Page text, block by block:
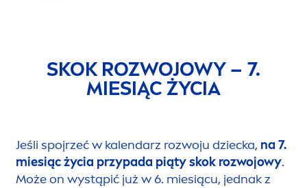
SKOK ROZWOJOWY – 7.
MIESIĄC ŻYCIA
Jeśli spojrzeć w kalendarz rozwoju dziecka, na 7.
miesiąc życia przypada piąty skok rozwojowy.
Może on wystąpić już w 6. miesiącu, jednak z